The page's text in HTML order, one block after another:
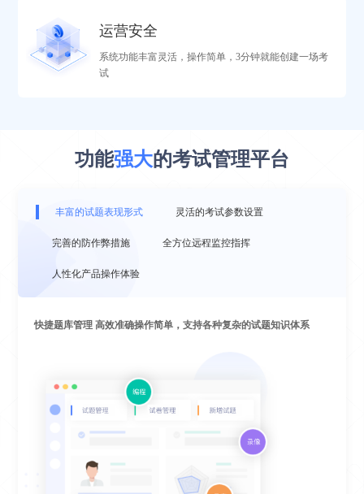
监考安全
1.打通公安数据接口，可实时进行人脸核身，彻底杜绝替考；
2.在线考试支持双机位远程视频监控并全程自动录像；
运营安全
系统功能丰富灵活，操作简单，3分钟就能创建一场考
试
1.完善的考务标准执行流程SOP，确保执行规范；
功能强大的考试管理平台
丰富的试题表现形式 灵活的考试参数设置
完善的防作弊措施 全方位远程监控指挥
人性化产品操作体验
快捷题库管理 高效准确操作简单，支持各种复杂的试题知识体系